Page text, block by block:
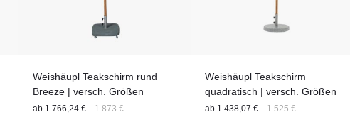
Weishäupl Teakschirm rund
Breeze | versch. Größen
ab 1.766,24 € 1.873 €
Weishäupl Teakschirm
quadratisch | versch. Größen
ab 1.438,07 € 1.525 €